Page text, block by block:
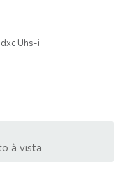
Uhs-i
à vista